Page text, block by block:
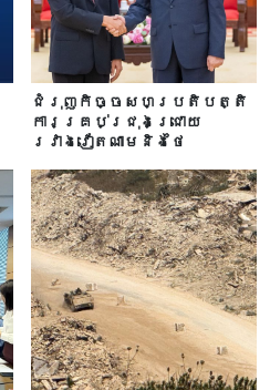
ជំរុញកិច្ចសហប្រតិបត្តិ
ការគ្រប់ជ្រុងជ្រោយ
រវាងវៀតណាមនិងថៃ